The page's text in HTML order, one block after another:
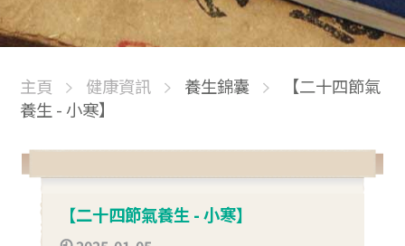
主頁 健康資訊 養生錦囊
【二十四節氣
養生 - 小寒】
【二十四節氣養生 - 小寒】